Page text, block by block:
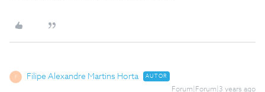
F Filipe Alexandre Martins Horta AUTOR
Forum|Forum|3 years ago